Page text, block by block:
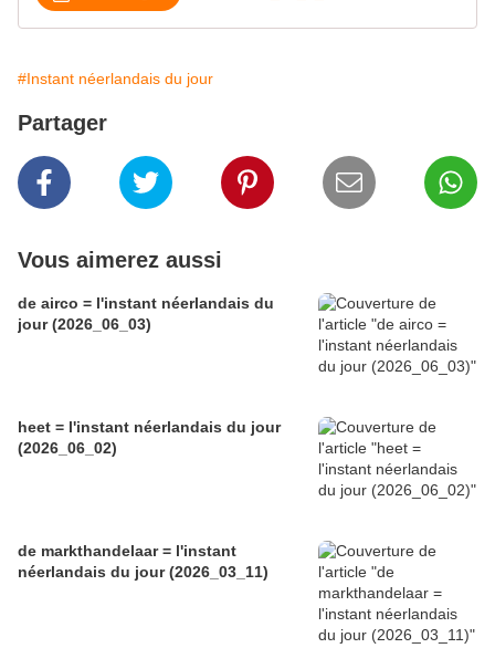
#Instant néerlandais du jour
Partager
Vous aimerez aussi
de airco = l'instant néerlandais du
jour (2026_06_03)
heet = l'instant néerlandais du jour
(2026_06_02)
de markthandelaar = l'instant
néerlandais du jour (2026_03_11)